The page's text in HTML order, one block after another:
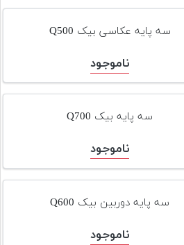
سه پایه عکاسی بیک Q500
ناموجود
سه پایه بیک Q700
ناموجود
سه پایه دوربین بیک Q600
ناموجود